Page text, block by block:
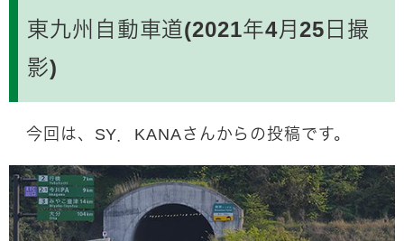
東九州自動車道(2021年4月25日撮
影)
今回は、SY．KANAさんからの投稿です。